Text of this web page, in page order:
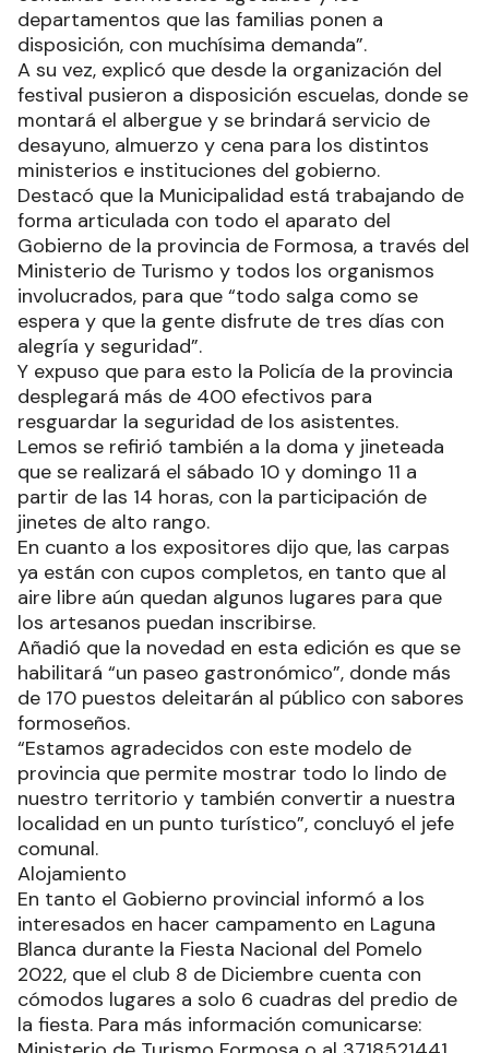
departamentos que las familias ponen a
disposición, con muchísima demanda”.
A su vez, explicó que desde la organización del
festival pusieron a disposición escuelas, donde se
montará el albergue y se brindará servicio de
desayuno, almuerzo y cena para los distintos
ministerios e instituciones del gobierno.
Destacó que la Municipalidad está trabajando de
forma articulada con todo el aparato del
Gobierno de la provincia de Formosa, a través del
Ministerio de Turismo y todos los organismos
involucrados, para que “todo salga como se
espera y que la gente disfrute de tres días con
alegría y seguridad”.
Y expuso que para esto la Policía de la provincia
desplegará más de 400 efectivos para
resguardar la seguridad de los asistentes.
Lemos se refirió también a la doma y jineteada
que se realizará el sábado 10 y domingo 11 a
partir de las 14 horas, con la participación de
jinetes de alto rango.
En cuanto a los expositores dijo que, las carpas
ya están con cupos completos, en tanto que al
aire libre aún quedan algunos lugares para que
los artesanos puedan inscribirse.
Añadió que la novedad en esta edición es que se
habilitará “un paseo gastronómico”, donde más
de 170 puestos deleitarán al público con sabores
formoseños.
“Estamos agradecidos con este modelo de
provincia que permite mostrar todo lo lindo de
nuestro territorio y también convertir a nuestra
localidad en un punto turístico”, concluyó el jefe
comunal.
Alojamiento
En tanto el Gobierno provincial informó a los
interesados en hacer campamento en Laguna
Blanca durante la Fiesta Nacional del Pomelo
2022, que el club 8 de Diciembre cuenta con
cómodos lugares a solo 6 cuadras del predio de
la fiesta. Para más información comunicarse: